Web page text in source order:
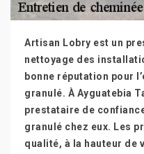
Artisan Lobry est un
nettoyage des
bonne réputation pour
granulé. À Ayguatebia
prestataire de
granulé chez eux. Les
qualité, à la hauteur de